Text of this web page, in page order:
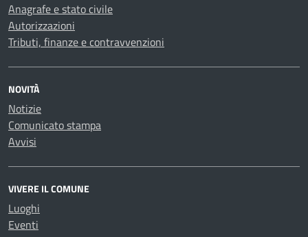
Anagrafe e stato civile
Autorizzazioni
Tributi, finanze e contravvenzioni
NOVITÀ
Notizie
Comunicato stampa
Avvisi
VIVERE IL COMUNE
Luoghi
Eventi